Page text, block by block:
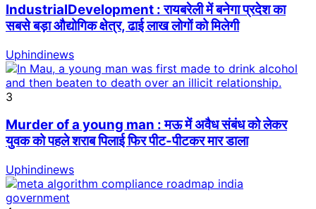
IndustrialDevelopment : रायबरेली में बनेगा प्रदेश का
सबसे बड़ा औद्योगिक क्षेत्र, ढाई लाख लोगों को मिलेगी
Uphindinews
3
Murder of a young man : मऊ में अवैध संबंध को लेकर
युवक को पहले शराब पिलाई फिर पीट-पीटकर मार डाला
Uphindinews